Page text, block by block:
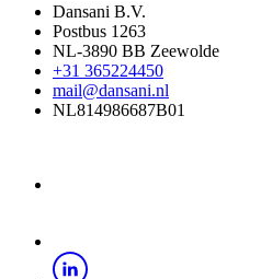
Dansani B.V.
Postbus 1263
NL-3890 BB Zeewolde
+31 365224450
mail@dansani.nl
NL814986687B01